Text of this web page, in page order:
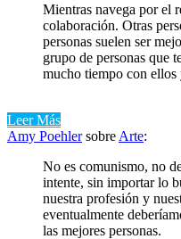
Mientras navega por el
colaboración. Otras
personas suelen ser
grupo de personas que
mucho tiempo con
Leer Más
Amy Poehlersobre Arte:
No es comunismo, no
intente, sin importar lo
nuestra profesión y
eventualmente
las mejores personas.